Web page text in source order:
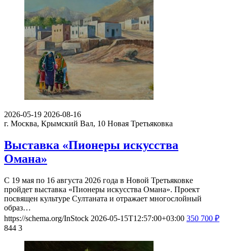
2026-05-19 2026-08-16
г. Москва, Крымский Вал, 10 Новая Третьяковка
Выставка «Пионеры искусства
Омана»
С 19 мая по 16 августа 2026 года в Новой Третьяковке
пройдет выставка «Пионеры искусства Омана». Проект
посвящен культуре Султаната и отражает многослойный
образ…
https://schema.org/InStock 2026-05-15T12:57:00+03:00 350 700 ₽
844 3